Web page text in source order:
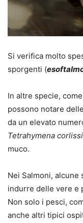
Si verifica molto
sporgenti (
In altre specie,
possono notare
da un elevato
Tetrahymena corlissi
muco.
Nei Salmoni, alcune
indurre delle vere e
Non solo i pesci,
anche altri tipici